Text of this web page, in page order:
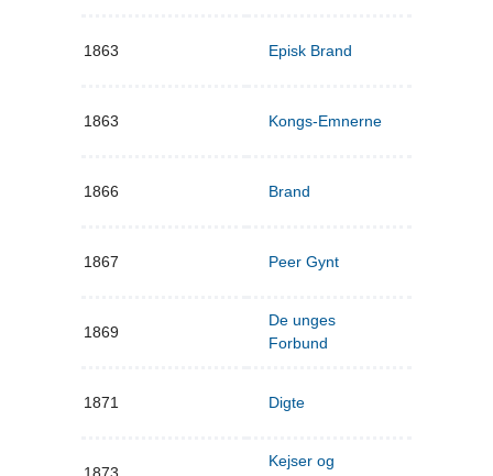
1863 Episk Brand
1863 Kongs-Emnerne
1866 Brand
1867 Peer Gynt
1869
De unges
Forbund
1871 Digte
1873
Kejser og